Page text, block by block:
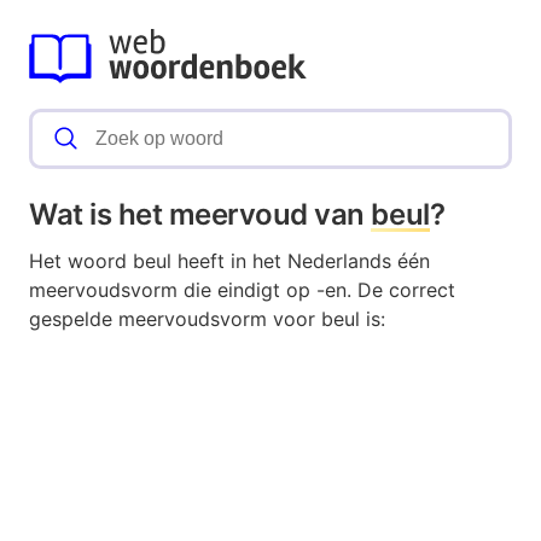
Wat is het meervoud van beul?
Het woord beul heeft in het Nederlands één
meervoudsvorm die eindigt op -en. De correct
gespelde meervoudsvorm voor beul is: